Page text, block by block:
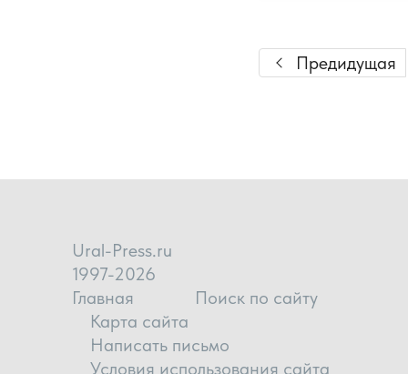
Предидущая
Ural-Press.ru
1997-2026
Главная
Поиск по сайту
Карта сайта
Написать письмо
Условия использования сайта